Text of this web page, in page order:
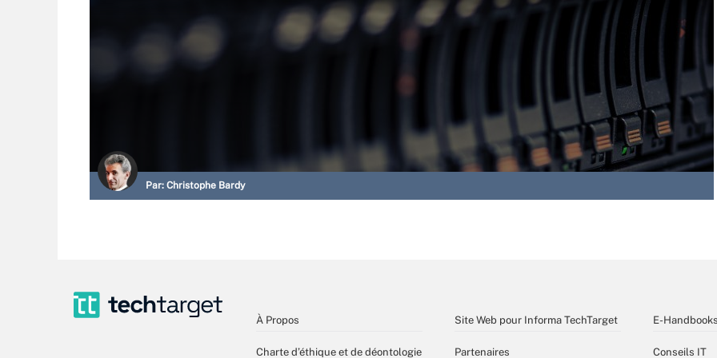
Par: Christophe Bardy
À Propos
Charte d’éthique et de déontologie
Site Web pour Informa TechTarget
Partenaires
E-
Conseils IT